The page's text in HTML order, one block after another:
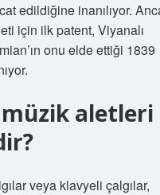
edildiğine inanılıyor.
için ilk patent, Viyanalı
onu elde ettiği 1839
aletleri
veya klavyeli çalgılar,